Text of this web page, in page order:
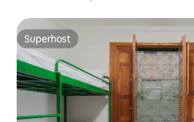
Superhost
Superhost